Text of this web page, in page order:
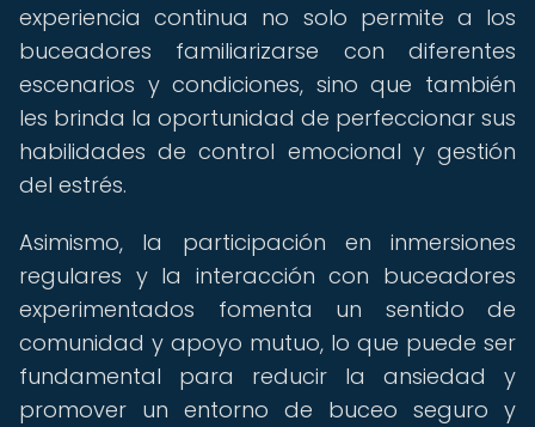
experiencia continua no solo permite a los
buceadores familiarizarse con diferentes
escenarios y condiciones, sino que también
les brinda la oportunidad de perfeccionar sus
habilidades de control emocional y gestión
del estrés.
Asimismo, la participación en inmersiones
regulares y la interacción con buceadores
experimentados fomenta un sentido de
comunidad y apoyo mutuo, lo que puede ser
fundamental para reducir la ansiedad y
promover un entorno de buceo seguro y